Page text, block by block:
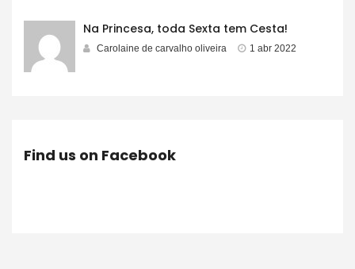
Na Princesa, toda Sexta tem Cesta!
Carolaine de carvalho oliveira 1 abr 2022
Find us on Facebook